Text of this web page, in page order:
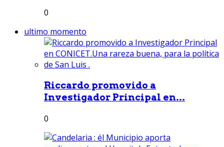
0
ultimo momento
Riccardo promovido a
Investigador Principal en...
0